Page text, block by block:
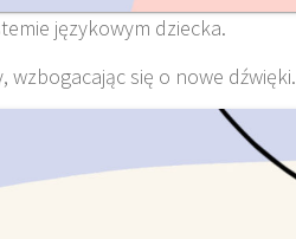
językowym dziecka.
się o nowe dźwięki.